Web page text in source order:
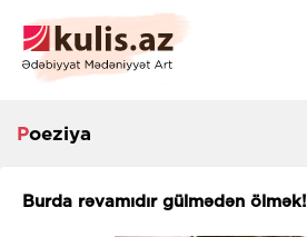
Poeziya
Burda rəvamıdır gülmədən ölmək!